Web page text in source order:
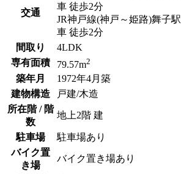
交通
車 徒歩2分
JR神戸線(神戸～姫路)舞子
車 徒歩2分
間取り
4LDK
専有面積
79.57m2
築年月
1972年4月築
建物構造
戸建/木造
所在階 / 階
数
地上2階 建
駐車場
駐車場あり
バイク置
き場
バイク置き場あり